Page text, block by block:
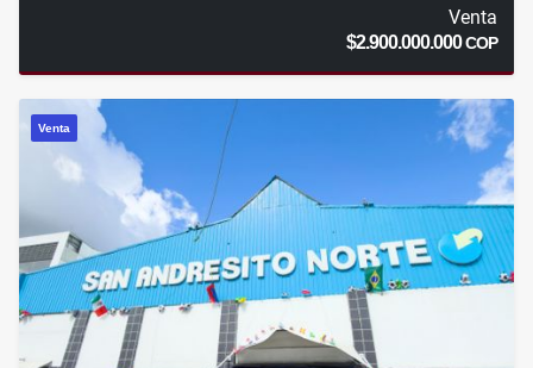
Venta
$2.900.000.000COP
Venta